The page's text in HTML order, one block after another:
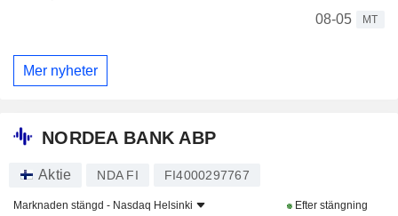
08-05
MT
Mer nyheter
NORDEA BANK ABP
Aktie NDA FI FI4000297767
Marknaden stängd - Nasdaq Helsinki
Efter stängning